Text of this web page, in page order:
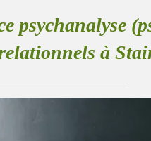
psychanalyse
à